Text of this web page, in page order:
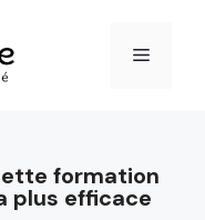
Menu
formation
plus efficace